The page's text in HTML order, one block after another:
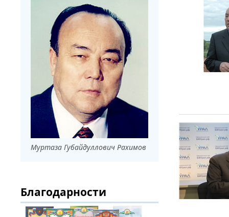
Муртаза Губайдуллович Рахимов
Благодарности